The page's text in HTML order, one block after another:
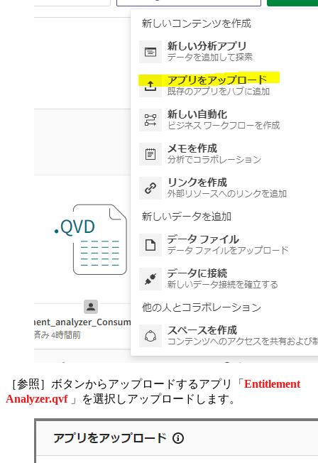
［参照］ボタンからアップロードするアプリ「 Entitlement
Analyzer.qvf 」を選択しアップロードします。